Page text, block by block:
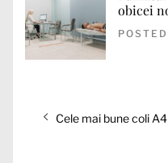
obicei
Articolul
Cele mai bune coli